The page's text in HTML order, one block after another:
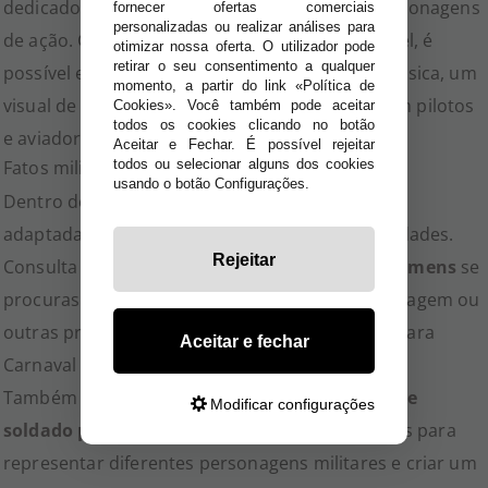
dedicados a profissões, forças especiais ou personagens
de ação. Graças à variedade de estilos disponível, é
possível escolher entre uma imagem militar clássica, um
visual de combate ou um uniforme inspirado em pilotos
e aviadores.
Fatos militares para homem e mulher
Dentro desta seleção encontrarás alternativas
adaptadas a diferentes estilos, personagens e idades.
Consulta os nossos
disfarces militares para homens se
procuras uniformes de soldado, fatos de camuflagem ou
outras propostas relacionadas com o exército para
Carnaval e festas temáticas.
Também podes descobrir os nossosdisfarces de
soldado para mulher
, com modelos concebidos para
representar diferentes personagens militares e criar um
fornecer ofertas comerciais
personalizadas ou realizar análises para
otimizar nossa oferta. O utilizador pode
retirar o seu consentimento a qualquer
momento, a partir do link «Política de
Cookies». Você também pode aceitar
todos os cookies clicando no botão
Aceitar e Fechar. É possível rejeitar
todos ou selecionar alguns dos cookies
usando o botão Configurações.
Rejeitar
Aceitar e fechar
Modificar configurações